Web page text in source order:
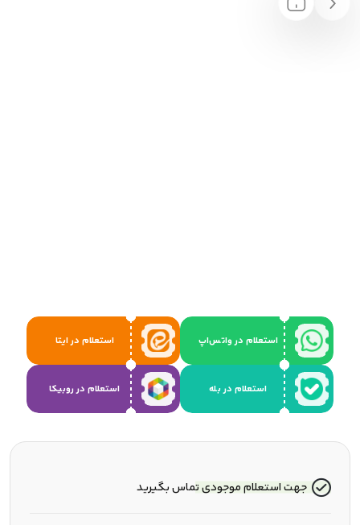
استعلام در واتس‌اپ استعلام در ایتا
استعلام در بله استعلام در روبیکا
جهت استعلام موجودی تماس بگیرید